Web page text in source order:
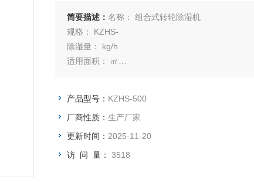
简要描述： 名称： 组合式转轮除湿机
规格： KZHS-
除湿量： kg/h
适用面积： ㎡
小风量和小空间的湿度控制场合
排水方式： 转轮
机器外形： 采用铝合金框架，其结构紧密，密封性好
产品型号： KZHS-500
厂商性质： 生产厂家
更新时间： 2025-11-20
访 问 量： 3518